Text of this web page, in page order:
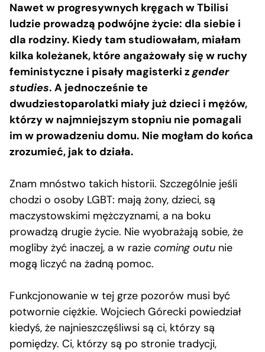
Nawet w progresywnych kręgach w Tbilisi
ludzie prowadzą podwójne życie: dla siebie i
dla rodziny. Kiedy tam studiowałam, miałam
kilka koleżanek, które angażowały się w ruchy
feministyczne i pisały magisterki zgender
studies. A jednocześnie te
dwudziestoparolatki miały już dzieci i mężów,
którzy w najmniejszym stopniu nie pomagali
im w prowadzeniu domu. Nie mogłam do końca
zrozumieć, jak to działa.
Znam mnóstwo takich historii. Szczególnie jeśli
chodzi o osoby LGBT: mają żony, dzieci, są
maczystowskimi mężczyznami, a na boku
prowadzą drugie życie. Nie wyobrażają sobie, że
mogliby żyć inaczej, a w razie coming outu nie
mogą liczyć na żadną pomoc.
Funkcjonowanie w tej grze pozorów musi być
potwornie ciężkie. Wojciech Górecki powiedział
kiedyś, że najnieszczęśliwsi są ci, którzy są
pomiędzy. Ci, którzy są po stronie tradycji,